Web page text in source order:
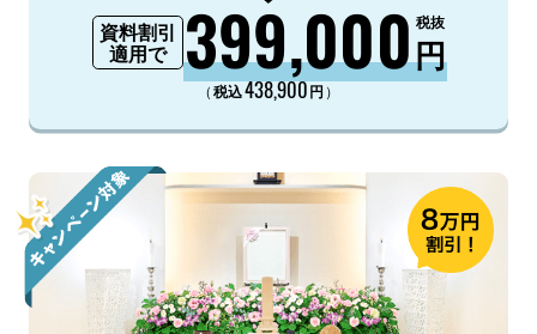
資料割引
適用で
399,000円
税抜
（税込438,900円 ）